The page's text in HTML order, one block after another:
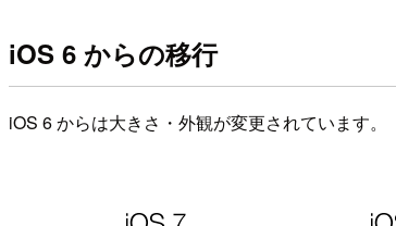
iOS 6 からの移行
iOS 6 からは大きさ・外観が変更されています。